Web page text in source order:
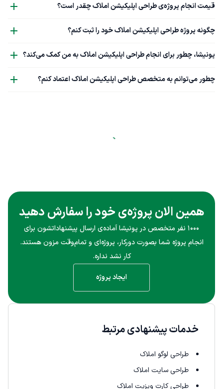
قیمت انجام پروژه‌ی طراحی اپلیکیشن املاک چقدر است؟
چگونه پروژه طراحی اپلیکیشن املاک خود را ثبت کنم؟
پونیشا، چطور برای انجام طراحی اپلیکیشن املاک به من کمک می‌کند؟
چطور می‌توانم به متخصص طراحی اپلیکیشن املاک اعتماد کنم؟
همین الان پروژه‌ی خود را سفارش دهید
۱۰۰۰ نفر متخصص در پونیشا آماده‌ی ارسال پیشنهاداتشون برای
انجام پروژه شما بصورت دورکار، پروژه‌ای و تمام‌وقت مزون هستند.
کار نشد نداره.
ایجاد پروژه
خدمات پیشنهادی مرتبط
طراحی لوگو املاک
طراحی سایت املاک
طراحی کارت ویزیت املاک